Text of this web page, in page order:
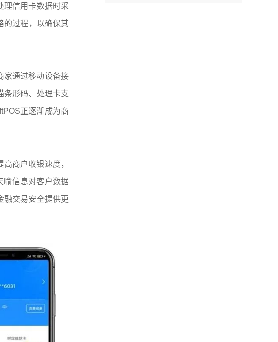
理信用卡数据时采
的过程，以确保其
家通过移动设备接
条形码、处理卡支
正逐渐成为商
商户收银速度，
喻信息对客户数据
融交易安全提供更